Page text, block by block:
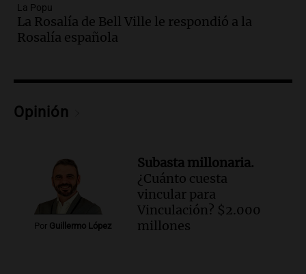
descuentos de salarios de hasta 700.000
pesos, denuncia sindicato
Panorama Federal
robarle un millón de pesos
Audio.
Rechazaron el pedido de Facundo
Moyano para levantar la perimetral
sobre Candela Arizaga
Panorama Federal
Episodios
La Popu
La Rosalía de Bell Ville le respondió a la
Rosalía española
Opinión
Por Guillermo López
Subasta millonaria.
¿Cuánto cuesta
vincular para
Vinculación? $2.000
millones